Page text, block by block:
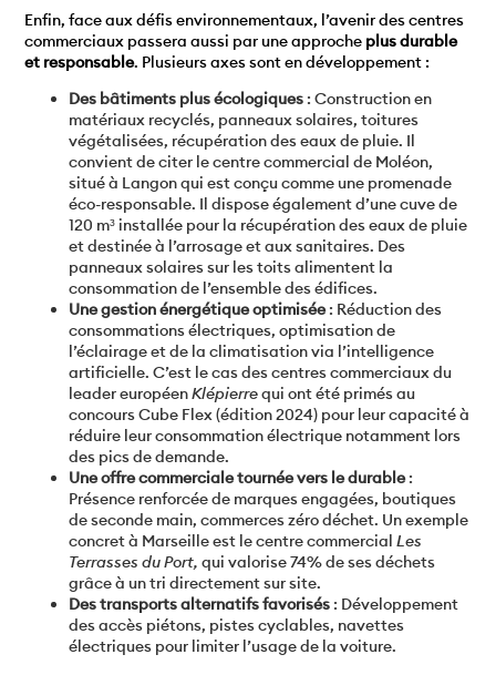
Enfin, face aux défis environnementaux, l’avenir des centres
commerciaux passera aussi par une approche plus durable
et responsable. Plusieurs axes sont en développement :
Des bâtiments plus écologiques : Construction en
matériaux recyclés, panneaux solaires, toitures
végétalisées, récupération des eaux de pluie. Il
convient de citer le centre commercial de Moléon,
situé à Langon qui est conçu comme une promenade
éco-responsable. Il dispose également d’une cuve de
120 m³ installée pour la récupération des eaux de pluie
et destinée à l’arrosage et aux sanitaires. Des
panneaux solaires sur les toits alimentent la
consommation de l’ensemble des édifices.
Une gestion énergétique optimisée: Réduction des
consommations électriques, optimisation de
l’éclairage et de la climatisation via l’intelligence
artificielle. C’est le cas des centres commerciaux du
leader européenKlépierrequi ont été primés au
concours Cube Flex (édition 2024) pour leur capacité à
réduire leur consommation électrique notamment lors
des pics de demande.
Une offre commerciale tournée vers le durable:
Présence renforcée de marques engagées, boutiques
de seconde main, commerces zéro déchet. Un exemple
concret à Marseille est le centre commercialLes
Terrasses du Port, qui valorise 74% de ses déchets
grâce à un tri directement sur site.
Des transports alternatifs favorisés : Développement
des accès piétons, pistes cyclables, navettes
électriques pour limiter l’usage de la voiture.